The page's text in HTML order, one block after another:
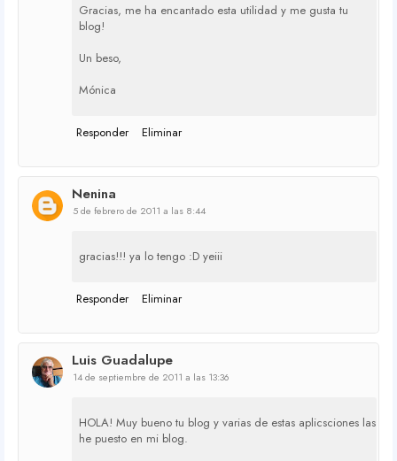
Gracias, me ha encantado esta utilidad y me gusta tu
blog!
Un beso,
Mónica
Responder Eliminar
Nenina
5 de febrero de 2011 a las 8:44
gracias!!! ya lo tengo :D yeiii
Responder Eliminar
Luis Guadalupe
14 de septiembre de 2011 a las 13:36
HOLA! Muy bueno tu blog y varias de estas aplicsciones las
he puesto en mi blog.